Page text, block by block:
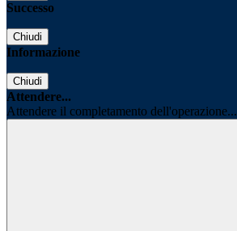
Successo
Chiudi
Informazione
Chiudi
Attendere...
Attendere il completamento dell'operazione...